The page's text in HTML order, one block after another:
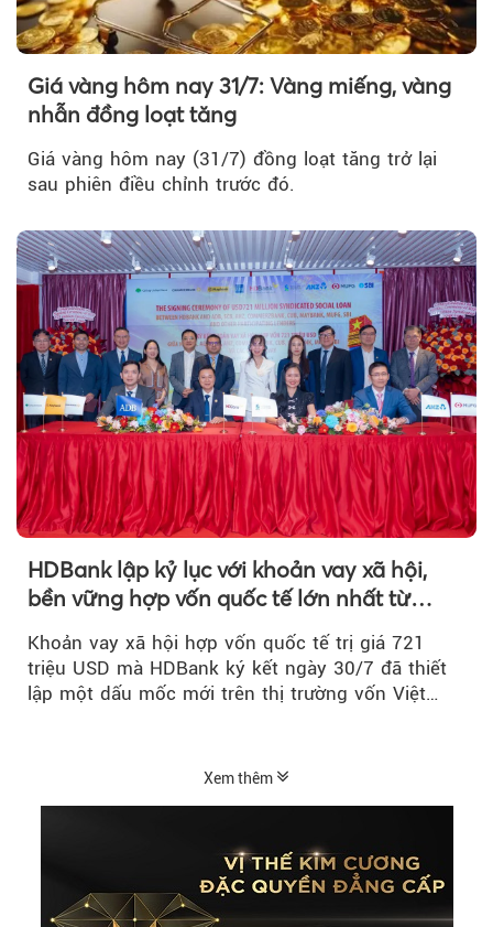
Giá vàng hôm nay 31/7: Vàng miếng, vàng
nhẫn đồng loạt tăng
Giá vàng hôm nay (31/7) đồng loạt tăng trở lại
sau phiên điều chỉnh trước đó.
HDBank lập kỷ lục với khoản vay xã hội,
bền vững hợp vốn quốc tế lớn nhất từ
Khoản vay xã hội hợp vốn quốc tế trị giá 721
triệu USD mà HDBank ký kết ngày 30/7 đã thiết
lập một dấu mốc mới trên thị trường vốn Việt
Xem thêm